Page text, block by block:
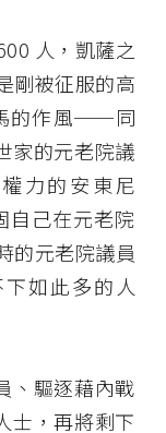
人，凱薩之
剛被征服的高
的作風──同
家的元老院議
力的安東尼
自己在元老院
的元老院議員
如此多的人
、驅逐藉內戰
士，再將剩下